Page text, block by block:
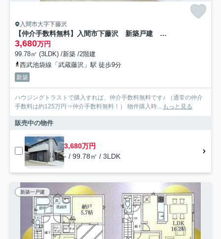
入間市大字下藤沢
【仲介手数料無料】入間市下藤沢 新築戸建 全1棟
3,680万円
99.78㎡ (3LDK) /新築 /2階建
西武池袋線「武蔵藤沢」駅 徒歩9分
新築
ハウジングトラストで購入すれば、仲介手数料無料です♪ （通常の仲介
手数料は約125万円⇒仲介手数料無料！） 物件購入時...
もっと見る
販売中の物件
3,680万円
- / 99.78㎡ / 3LDK
新築一戸建